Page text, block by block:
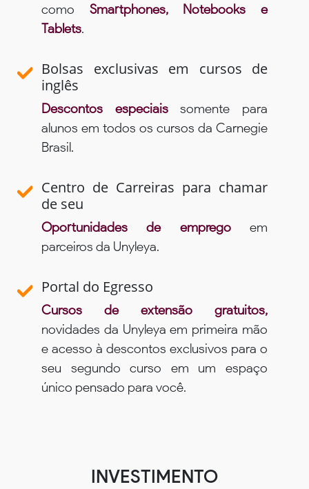
como Smartphones, Notebooks e
Tablets.
Bolsas exclusivas em cursos de
inglês
Descontos especiaissomente para
alunos em todos os cursos da Carnegie
Brasil.
Centro de Carreiras para chamar
de seu
Oportunidades de empregoem
parceiros da Unyleya.
Portal do Egresso
Cursos de extensão gratuitos,
novidades da Unyleya em primeira mão
e acesso à descontos exclusivos para o
seu segundo curso em um espaço
único pensado para você.
INVESTIMENTO